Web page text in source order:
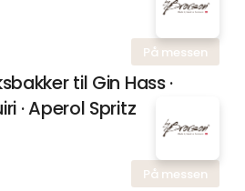
På messen
til Gin Hass ·
· Aperol Spritz
På messen